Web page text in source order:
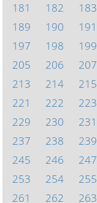
181
182 183
189
190 191
197
198 199
205
206 207
213
214 215
221
222 223
229
230 231
237
238 239
245
246 247
253
254 255
261
262 263